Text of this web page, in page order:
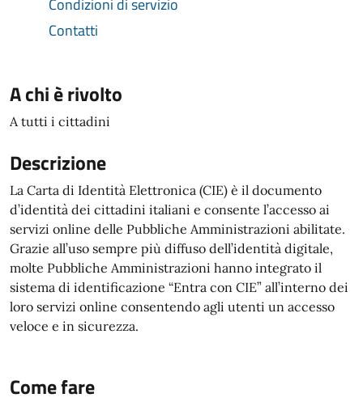
Condizioni di servizio
Contatti
A chi è rivolto
A tutti i cittadini
Descrizione
La Carta di Identità Elettronica (CIE) è il documento
d’identità dei cittadini italiani e consente l’accesso ai
servizi online delle Pubbliche Amministrazioni abilitate.
Grazie all’uso sempre più diffuso dell’identità digitale,
molte Pubbliche Amministrazioni hanno integrato il
sistema di identificazione “Entra con CIE” all’interno dei
loro servizi online consentendo agli utenti un accesso
veloce e in sicurezza.
Come fare